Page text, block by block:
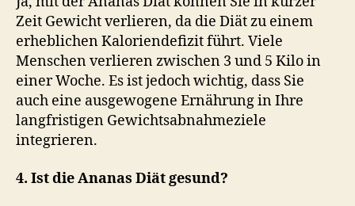
Zeit Gewicht verlieren, da die Diät zu einem
erheblichen Kaloriendefizit führt. Viele
Menschen verlieren zwischen 3 und 5 Kilo in
einer Woche. Es ist jedoch wichtig, dass Sie
auch eine ausgewogene Ernährung in Ihre
langfristigen Gewichtsabnahmeziele
integrieren.
4. Ist die Ananas Diät gesund?